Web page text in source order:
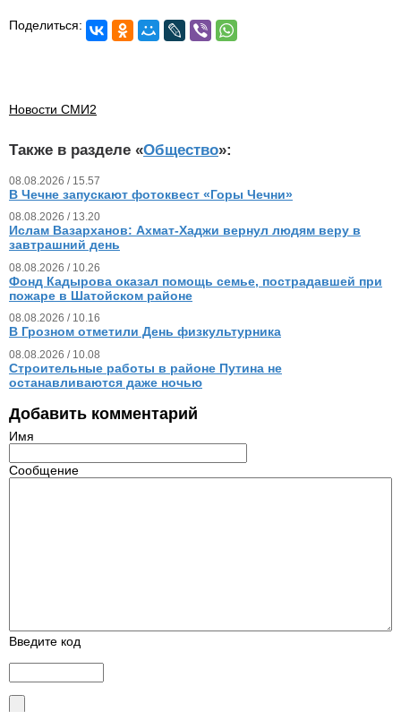
Поделиться:
Новости СМИ2
Также в разделе «Общество»:
08.08.2026 / 15.57
В Чечне запускают фотоквест «Горы Чечни»
08.08.2026 / 13.20
Ислам Вазарханов: Ахмат-Хаджи вернул людям веру в
завтрашний день
08.08.2026 / 10.26
Фонд Кадырова оказал помощь семье, пострадавшей при
пожаре в Шатойском районе
08.08.2026 / 10.16
В Грозном отметили День физкультурника
08.08.2026 / 10.08
Строительные работы в районе Путина не
останавливаются даже ночью
Добавить комментарий
Имя
Сообщение
Введите код